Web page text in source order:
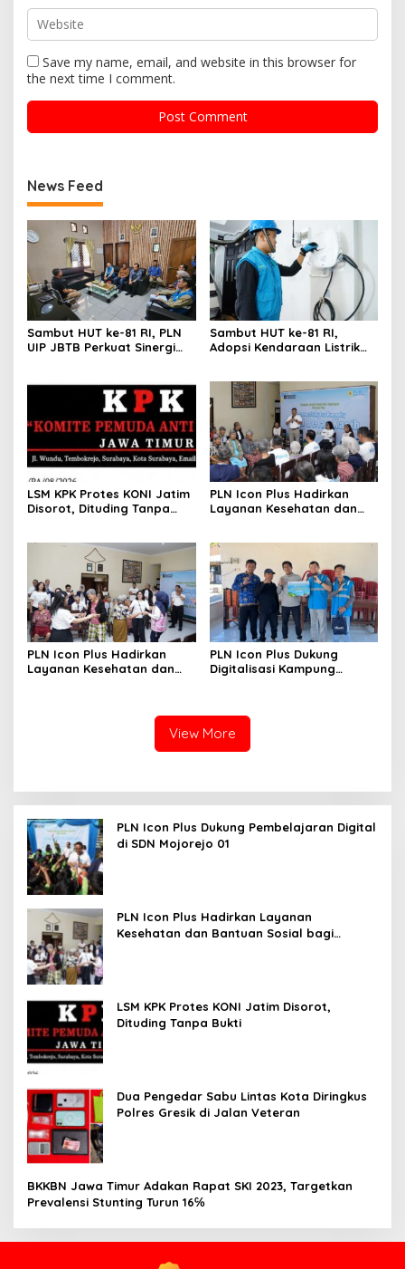
Save my name, email, and website in this browser for
the next time I comment.
News Feed
Sambut HUT ke-81 RI, PLN
UIP JBTB Perkuat Sinergi
Sambut HUT ke-81 RI,
Adopsi Kendaraan Listrik
Charging Services PLN
LSM KPK Protes KONI Jatim
Disorot, Dituding Tanpa
PLN Icon Plus Hadirkan
Layanan Kesehatan dan
PLN Icon Plus Hadirkan
Layanan Kesehatan dan
PLN Icon Plus Dukung
Digitalisasi Kampung
Rajatama
View More
PLN Icon Plus Dukung Pembelajaran Digital
di SDN Mojorejo 01
PLN Icon Plus Hadirkan Layanan
Kesehatan dan Bantuan Sosial bagi
LSM KPK Protes KONI Jatim Disorot,
Dituding Tanpa Bukti
Dua Pengedar Sabu Lintas Kota Diringkus
Polres Gresik di Jalan Veteran
BKKBN Jawa Timur Adakan Rapat SKI 2023, Targetkan
Prevalensi Stunting Turun 16℅